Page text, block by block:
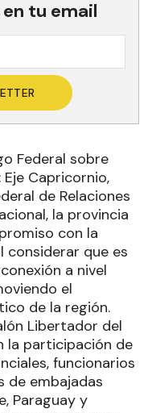
tu email
Federal sobre
Capricornio,
de Relaciones
la provincia
con la
considerar que es
a nivel
el
de la región.
Libertador del
la participación de
funcionarios
de embajadas
Paraguay y